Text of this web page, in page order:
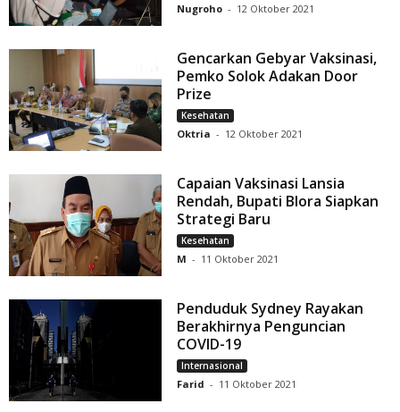
Nugroho - 12 Oktober 2021
Gencarkan Gebyar Vaksinasi,
Pemko Solok Adakan Door
Prize
Kesehatan
Oktria - 12 Oktober 2021
Capaian Vaksinasi Lansia
Rendah, Bupati Blora Siapkan
Strategi Baru
Kesehatan
M - 11 Oktober 2021
Penduduk Sydney Rayakan
Berakhirnya Penguncian
COVID-19
Internasional
Farid - 11 Oktober 2021